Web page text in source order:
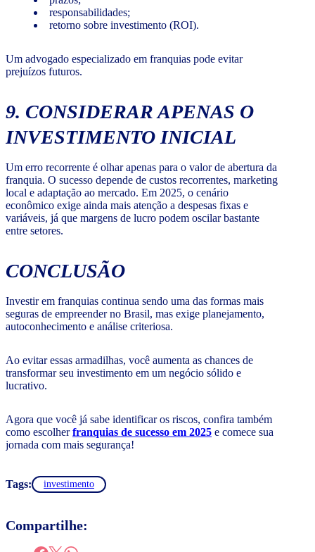
responsabilidades;
retorno sobre investimento (ROI).
Um advogado especializado em franquias pode evitar
prejuízos futuros.
9. CONSIDERAR APENAS O
INVESTIMENTO INICIAL
Um erro recorrente é olhar apenas para o valor de abertura da
franquia. O sucesso depende de custos recorrentes, marketing
local e adaptação ao mercado. Em 2025, o cenário
econômico exige ainda mais atenção a despesas fixas e
variáveis, já que margens de lucro podem oscilar bastante
entre setores.
CONCLUSÃO
Investir em franquias continua sendo uma das formas mais
seguras de empreender no Brasil, mas exige planejamento,
autoconhecimento e análise criteriosa.
Ao evitar essas armadilhas, você aumenta as chances de
transformar seu investimento em um negócio sólido e
lucrativo.
Agora que você já sabe identificar os riscos, confira também
como escolherfranquias de sucesso em 2025 e comece sua
jornada com mais segurança!
Tags: investimento
Compartilhe: